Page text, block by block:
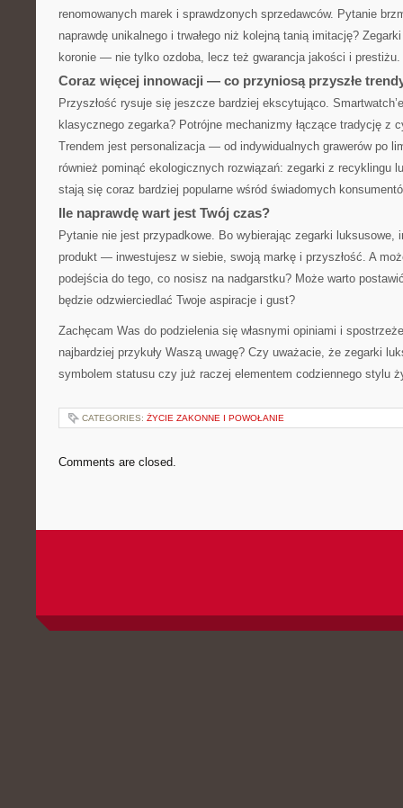
renomowanych marek i sprawdzonych sprzedawców. Pytanie
naprawdę unikalnego i trwałego niż kolejną tanią imitację?
koronie — nie tylko ozdoba, lecz też gwarancja jakości i prestiżu.
Coraz więcej innowacji — co przyniosą przyszłe
Przyszłość rysuje się jeszcze bardziej ekscytująco.
klasycznego zegarka? Potrójne mechanizmy łączące tradycję z
Trendem jest personalizacja — od indywidualnych grawerów po
również pominąć ekologicznych rozwiązań: zegarki z recyklingu
stają się coraz bardziej popularne wśród świadomych
Ile naprawdę wart jest Twój czas?
Pytanie nie jest przypadkowe. Bo wybierając zegarki luksusowe,
produkt — inwestujesz w siebie, swoją markę i przyszłość. A
podejścia do tego, co nosisz na nadgarstku? Może warto
będzie odzwierciedlać Twoje aspiracje i gust?
Zachęcam Was do podzielenia się własnymi opiniami i
najbardziej przykuły Waszą uwagę? Czy uważacie, że zegarki
symbolem statusu czy już raczej elementem codziennego stylu
CATEGORIES: ŻYCIE ZAKONNE I POWOŁANIE
Comments are closed.